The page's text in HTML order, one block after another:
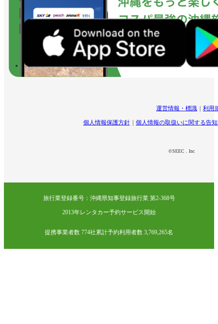
運営情報・標識 利用
個人情報保護方針 個人情報の取扱いに関する告
©SEEC . Inc
旅行業登録番号：沖縄県知事登録旅行業 第2-368号
2013年レンタカー予約サービス開始
提携事業者数 774社累計予約利用者数 3,769,265名